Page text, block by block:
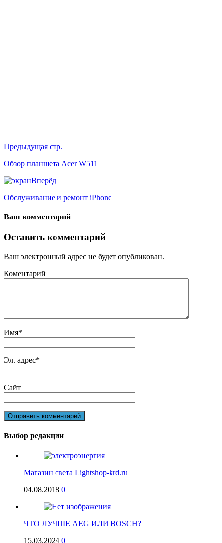
Предыдущая стр.
Обзор планшета Acer W511
Вперёд
Обслуживание и ремонт iPhone
Ваш комментарий
Оставить комментарий
Ваш электронный адрес не будет опубликован.
Коментарий
Имя*
Эл. адрес*
Сайт
Выбор редакции
Магазин света Lightshop-krd.ru
04.08.2018 0
ЧТО ЛУЧШЕ AEG ИЛИ BOSCH?
15.03.2024 0